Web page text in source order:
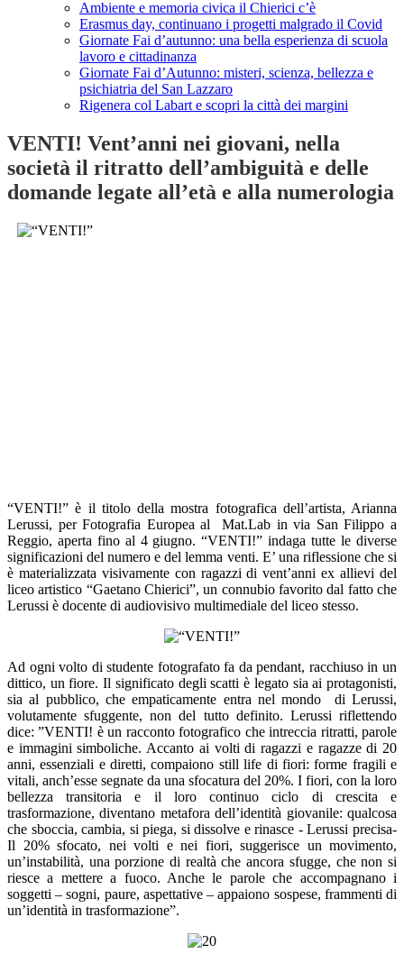
Ambiente e memoria civica il Chierici c’è
Erasmus day, continuano i progetti malgrado il Covid
Giornate Fai d’autunno: una bella esperienza di scuola
lavoro e cittadinanza
Giornate Fai d’Autunno: misteri, scienza, bellezza e
psichiatria del San Lazzaro
Rigenera col Labart e scopri la città dei margini
VENTI! Vent’anni nei giovani, nella
società il ritratto dell’ambiguità e delle
domande legate all’età e alla numerologia
“VENTI!” è il titolo della mostra fotografica dell’artista, Arianna
Lerussi, per Fotografia Europea al Mat.Lab in via San Filippo a
Reggio, aperta fino al 4 giugno. “VENTI!” indaga tutte le diverse
significazioni del numero e del lemma venti. E’ una riflessione che si
è materializzata visivamente con ragazzi di vent’anni ex allievi del
liceo artistico “Gaetano Chierici”, un connubio favorito dal fatto che
Lerussi è docente di audiovisivo multimediale del liceo stesso.
Ad ogni volto di studente fotografato fa da pendant, racchiuso in un
dittico, un fiore. Il significato degli scatti è legato sia ai protagonisti,
sia al pubblico, che empaticamente entra nel mondo di Lerussi,
volutamente sfuggente, non del tutto definito. Lerussi riflettendo
dice: ”VENTI! è un racconto fotografico che intreccia ritratti, parole
e immagini simboliche. Accanto ai volti di ragazzi e ragazze di 20
anni, essenziali e diretti, compaiono still life di fiori: forme fragili e
vitali, anch’esse segnate da una sfocatura del 20%. I fiori, con la loro
bellezza transitoria e il loro continuo ciclo di crescita e
trasformazione, diventano metafora dell’identità giovanile: qualcosa
che sboccia, cambia, si piega, si dissolve e rinasce - Lerussi precisa-
Il 20% sfocato, nei volti e nei fiori, suggerisce un movimento,
un’instabilità, una porzione di realtà che ancora sfugge, che non si
riesce a mettere a fuoco. Anche le parole che accompagnano i
soggetti – sogni, paure, aspettative – appaiono sospese, frammenti di
un’identità in trasformazione”.